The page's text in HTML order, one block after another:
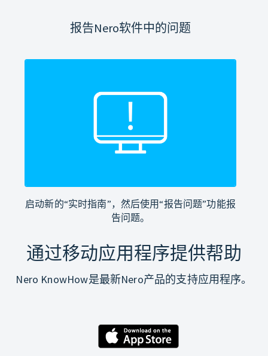
报告Nero软件中的问题
启动新的“实时指南”，然后使用“报告问题”功能报
告问题。
通过移动应用程序提供帮助
Nero KnowHow是最新Nero产品的支持应用程序。